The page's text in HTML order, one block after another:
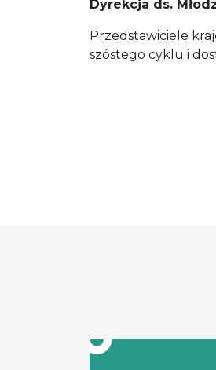
Dyrekcja ds.
Przedstawiciele
szóstego cyklu i